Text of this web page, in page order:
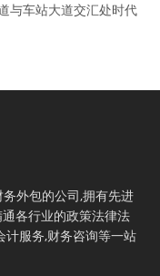
与车站大道交汇处时代
外包的公司,拥有先进
各行业的政策法律法
服务,财务咨询等一站